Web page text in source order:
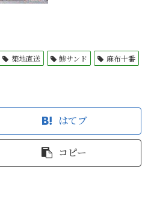
築地直送 鯵サンド 麻布十番
はてブ
コピー